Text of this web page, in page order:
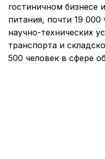
гостиничном бизнесе
питания, почти 19
научно-технических
транспорта и
500 человек в сфере